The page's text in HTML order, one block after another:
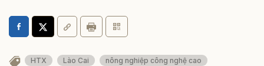
HTX Lào Cai nông nghiệp công nghệ cao